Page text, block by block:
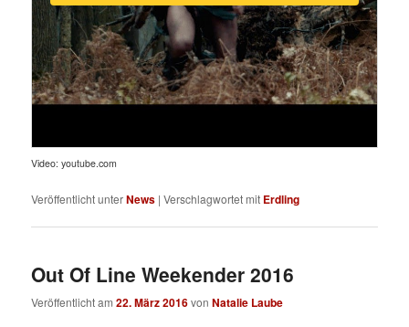
Video: youtube.com
Veröffentlicht unterNews |Verschlagwortet mit Erdling
Out Of Line Weekender 2016
Veröffentlicht am22. März 2016vonNatalie Laube